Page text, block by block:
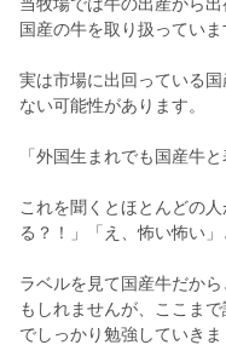
国産の牛を取り扱っていま
実は市場に出回っている
ない可能性があります。
「外国生まれでも国産牛
これを聞くとほとんどの
る？！」「え、怖い怖い」
ラベルを見て国産牛だか
もしれませんが、ここま
でしっかり勉強していきま